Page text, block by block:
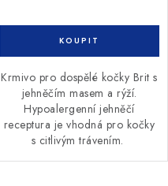
Krmivo pro dospělé kočky Brit s
jehněčím masem a rýží.
Hypoalergenní jehněčí
receptura je vhodná pro kočky
s citlivým trávením.